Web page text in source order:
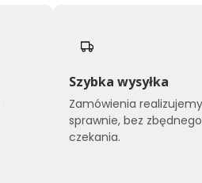
Szybka wysyłka
Zamówienia realizujemy
sprawnie, bez zbędnego
czekania.